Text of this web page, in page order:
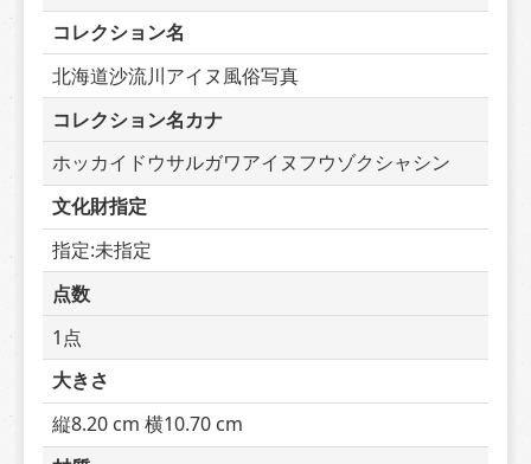
コレクション名
北海道沙流川アイヌ風俗写真
コレクション名カナ
ホッカイドウサルガワアイヌフウゾクシャシン
文化財指定
指定:未指定
点数
1点
大きさ
縦8.20 cm 横10.70 cm